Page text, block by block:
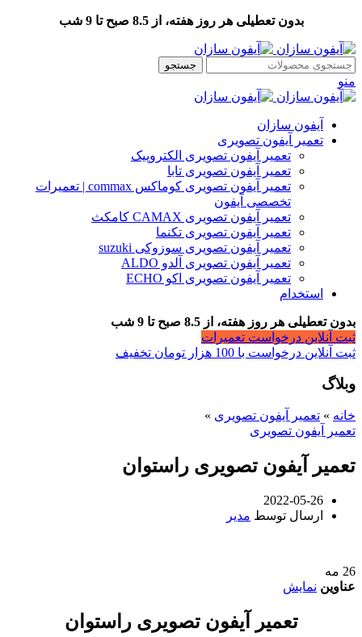
بدون تعطیلی هر روز هفته، از 8.5 صبح تا 9 شب
جستجو
منو
آیفون سازان
تعمیر آیفون تصویری
تعمیر آیفون تصویری الکتروپیک
تعمیر آیفون تصویری تابا
تعمیر آیفون تصویری کوماکس commax | تعمیرات
تخصصی آیفون
تعمیر آیفون تصویری CAMAX کامکث
تعمیر آیفون تصویری تکنما
تعمیر آیفون تصویری سوزوکی suzuki
تعمیر آیفون تصویری آلدو ALDO
تعمیر آیفون تصویری اکو ECHO
استخدام
بدون تعطیلی هر روز هفته، از 8.5 صبح تا 9 شب
ثبت آنلاین درخواست تعمیرات
ثبت آنلاین درخواست با 100 هزار تومان تخفیف
وبلاگ
خانه » تعمیر آیفون تصویری »
تعمیر آیفون تصویری
تعمیر آیفون تصویری راستوان
2022-05-26
ارسال توسط مدیر
26 مه
عناوین نمایش
تعمیر آیفون تصویری راستوان